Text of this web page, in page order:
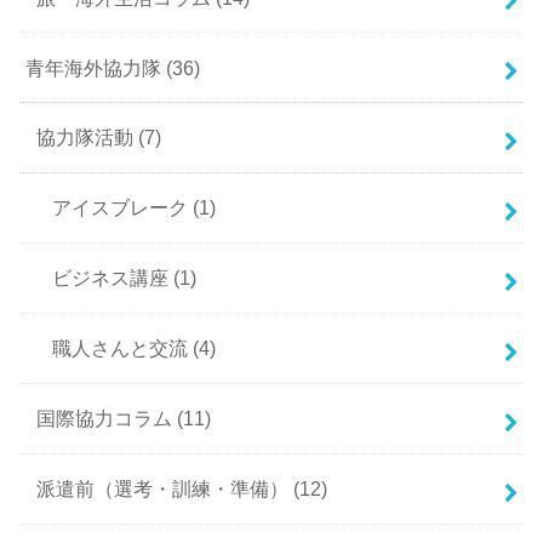
青年海外協力隊 (36)
協力隊活動 (7)
アイスブレーク (1)
ビジネス講座 (1)
職人さんと交流 (4)
国際協力コラム (11)
派遣前（選考・訓練・準備） (12)